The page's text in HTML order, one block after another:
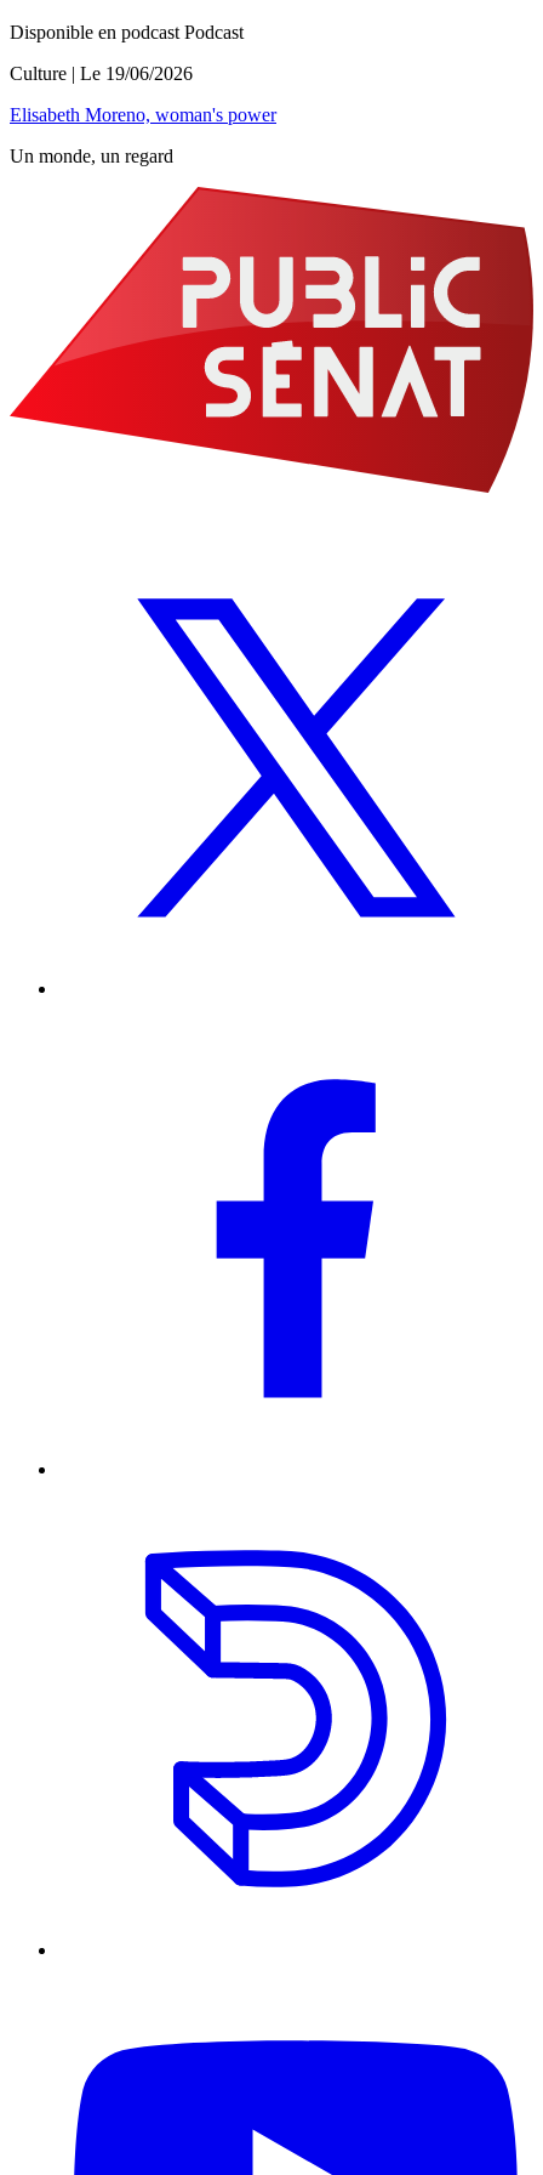
Disponible en podcast Podcast
Culture | Le 19/06/2026
Elisabeth Moreno, woman's power
Un monde, un regard